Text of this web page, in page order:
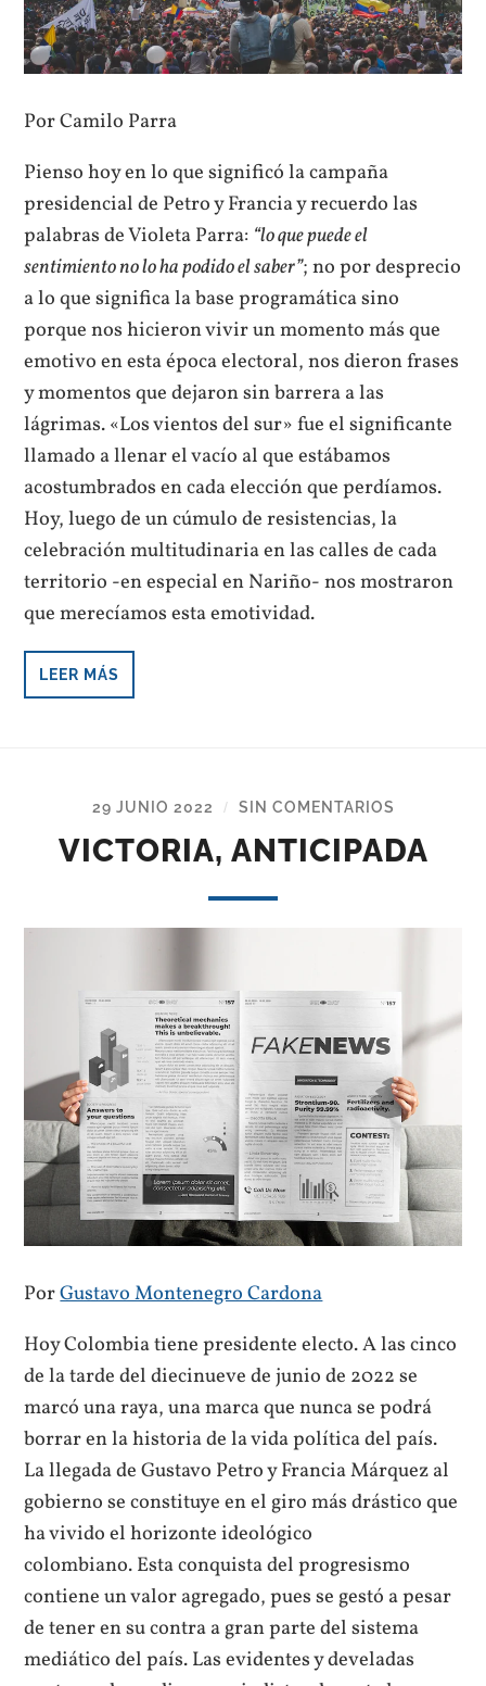
Por Camilo Parra
Pienso hoy en lo que significó la campaña
presidencial de Petro y Francia y recuerdo las
palabras de Violeta Parra: “lo que puede el
sentimiento no lo ha podido el saber”; no por desprecio
a lo que significa la base programática sino
porque nos hicieron vivir un momento más que
emotivo en esta época electoral, nos dieron frases
y momentos que dejaron sin barrera a las
lágrimas. «Los vientos del sur» fue el significante
llamado a llenar el vacío al que estábamos
acostumbrados en cada elección que perdíamos.
Hoy, luego de un cúmulo de resistencias, la
celebración multitudinaria en las calles de cada
territorio -en especial en Nariño- nos mostraron
que merecíamos esta emotividad.
LEER MÁS
29 JUNIO 2022 / SIN COMENTARIOS
VICTORIA, ANTICIPADA
PorGustavo Montenegro Cardona
Hoy Colombia tiene presidente electo. A las cinco
de la tarde del diecinueve de junio de 2022 se
marcó una raya, una marca que nunca se podrá
borrar en la historia de la vida política del país.
La llegada de Gustavo Petro y Francia Márquez al
gobierno se constituye en el giro más drástico que
ha vivido el horizonte ideológico
colombiano. Esta conquista del progresismo
contiene un valor agregado, pues se gestó a pesar
de tener en su contra a gran parte del sistema
mediático del país. Las evidentes y develadas